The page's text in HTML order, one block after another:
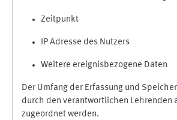
Zeitpunkt
IP Adresse des Nutzers
Weitere ereignisbezogene Daten
Der Umfang der Erfassung und
durch den verantwortlichen Lehrenden
zugeordnet werden.